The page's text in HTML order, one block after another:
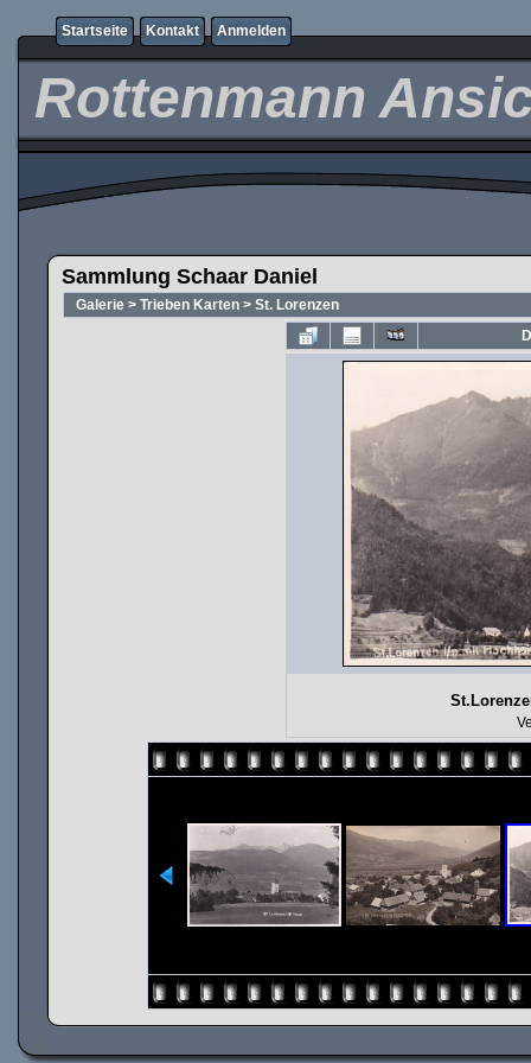
Startseite Kontakt Anmelden
Rottenmann
Sammlung Schaar Daniel
Galerie > Trieben Karten > St. Lorenzen